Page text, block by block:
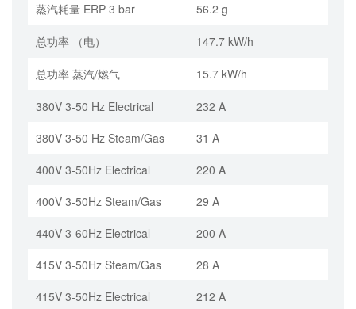
蒸汽耗量 ERP 3 bar 56.2 g
总功率 （电） 147.7 kW/h
总功率 蒸汽/燃气 15.7 kW/h
380V 3-50 Hz Electrical
232 A
380V 3-50 Hz Steam/Gas
31 A
400V 3-50Hz Electrical
220 A
400V 3-50Hz Steam/Gas
29 A
440V 3-60Hz Electrical
200 A
415V 3-50Hz Steam/Gas
28 A
415V 3-50Hz Electrical
212 A